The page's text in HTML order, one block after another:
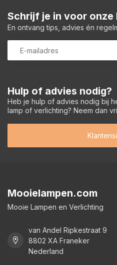
Hulp of advies nodig?
Heb je hulp of advies nodig bij
lamp of verlichting? Neem dan
Schrijf je in voor onze
En ontvang tips, advies én
Mooielampen.com
Mooie Lampen en Verlichting
van Andel Ripkestraat 9
8802 XA Franeker
Nederland